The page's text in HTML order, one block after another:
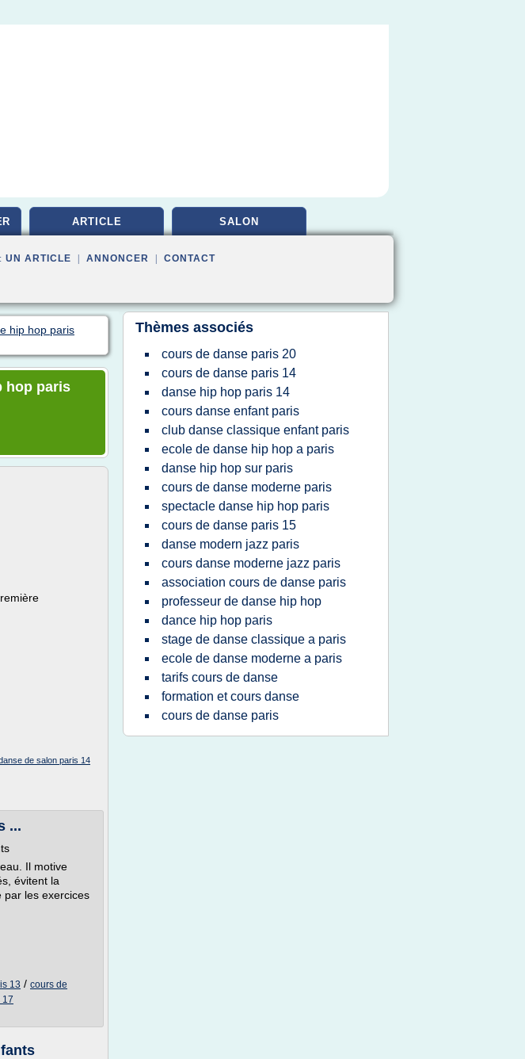
ARTICLE SALON
UN ARTICLE ANNONCER CONTACT
hip hop paris
hop paris
de salon paris 14
...
Il motive
évitent la
par les exercices
13 / cours de
17
Thèmes associés
cours de danse paris 20
cours de danse paris 14
danse hip hop paris 14
cours danse enfant paris
club danse classique enfant paris
ecole de danse hip hop a paris
danse hip hop sur paris
cours de danse moderne paris
spectacle danse hip hop paris
cours de danse paris 15
danse modern jazz paris
cours danse moderne jazz paris
association cours de danse paris
professeur de danse hip hop
dance hip hop paris
stage de danse classique a paris
ecole de danse moderne a paris
tarifs cours de danse
formation et cours danse
cours de danse paris